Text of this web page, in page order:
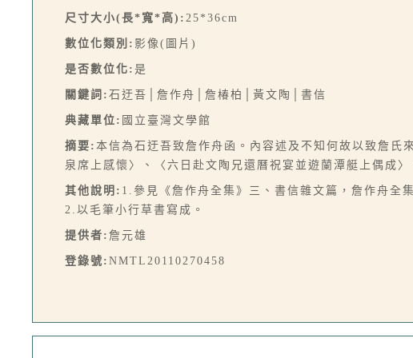
尺寸大小(長*寬*高): 25*36cm
數位化類別: 影像(圖片)
是否數位化: 是
關鍵詞: 石迂吾│詹作舟│詹椿柏│黃文陶│書信
典藏單位: 國立臺灣文學館
摘要: 本信為石迂吾致詹作舟函。內容述及不知何故以致詹氏
泉席上感懷〉、〈六日赴文陶兄還曆祝宴並遊蘭潭艇上偶成
其他說明: 1.參見《詹作舟全集》三、書信雜文篇，詹作舟全
2.以毛筆小行草書寫成。
提供者: 詹元雄
登錄號: NMTL20110270458